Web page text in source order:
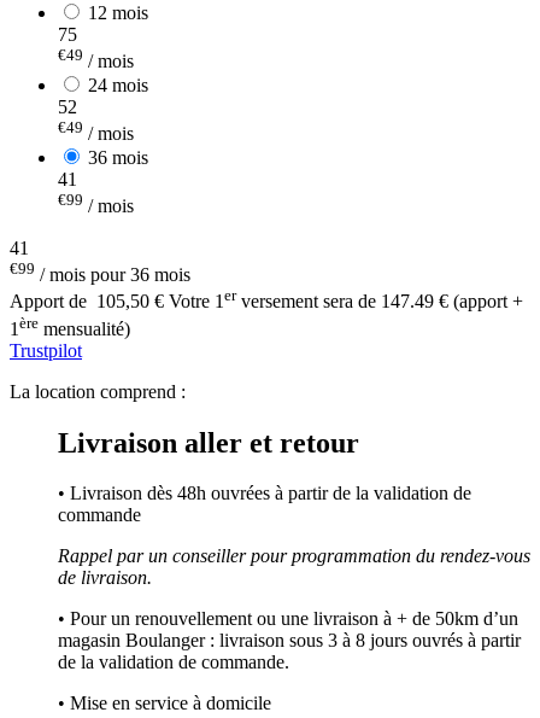
12 mois
75
€49 / mois
24 mois
52
€49 / mois
36 mois
41
€99 / mois
41
€99 / mois pour 36 mois
Apport de 105,50 € Votre 1 erversement sera de 147.49 € (apport +
1 ère mensualité)
Trustpilot
La location comprend :
Livraison aller et retour
• Livraison dès 48h ouvrées à partir de la validation de
commande
Rappel par un conseiller pour programmation du rendez-vous
de livraison.
• Pour un renouvellement ou une livraison à + de 50km d’un
magasin Boulanger : livraison sous 3 à 8 jours ouvrés à partir
de la validation de commande.
• Mise en service à domicile